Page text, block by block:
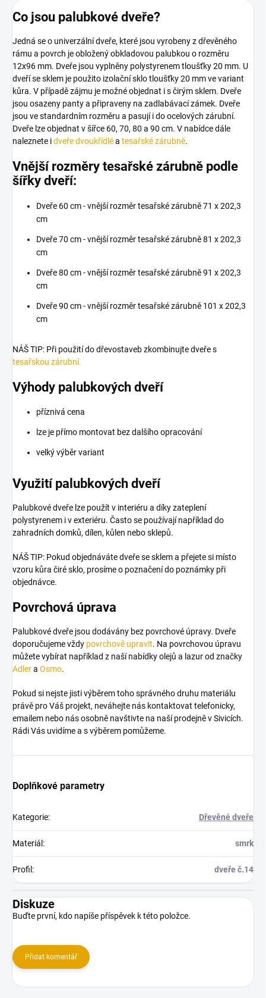
Co jsou palubkové dveře?
Jedná se o univerzální dveře, které jsou vyrobeny z dřevěného
rámu a povrch je obložený obkladovou palubkou o rozměru
12x96 mm. Dveře jsou vyplněny polystyrenem tloušťky 20 mm. U
dveří se sklem je použito izolační sklo tloušťky 20 mm ve variant
kůra. V případě zájmu je možné objednat i s čirým sklem. Dveře
jsou osazeny panty a připraveny na zadlabávací zámek. Dveře
jsou ve standardním rozměru a pasují i do ocelových zárubní.
Dveře lze objednat v šířce 60, 70, 80 a 90 cm. V nabídce dále
naleznete idveře dvoukřídléa tesařské zárubně.
Vnější rozměry tesařské zárubně podle
šířky dveří:
Dveře 60 cm - vnější rozměr tesařské zárubně 71 x 202,3
cm
Dveře 70 cm - vnější rozměr tesařské zárubně 81 x 202,3
cm
Dveře 80 cm - vnější rozměr tesařské zárubně 91 x 202,3
cm
Dveře 90 cm - vnější rozměr tesařské zárubně 101 x 202,3
cm
NÁŠ TIP: Při použití do dřevostaveb zkombinujte dveře s
tesařskou zárubní.
Výhody palubkových dveří
příznivá cena
lze je přímo montovat bez dalšího opracování
velký výběr variant
Využití palubkových dveří
Palubkové dveře lze použít v interiéru a díky zateplení
polystyrenem i v exteriéru. Často se používají například do
zahradních domků, dílen, kůlen nebo sklepů.
NÁŠ TIP: Pokud objednáváte dveře se sklem a přejete si místo
vzoru kůra čiré sklo, prosíme o poznačení do poznámky při
objednávce.
Povrchová úprava
Palubkové dveře jsou dodávány bez povrchové úpravy. Dveře
doporučujeme vždy povrchově upravit. Na povrchovou úpravu
můžete vybírat například z naší nabídky olejů a lazur od značky
Adlera Osmo.
Pokud si nejste jisti výběrem toho správného druhu materiálu
právě pro Váš projekt, neváhejte nás kontaktovat telefonicky,
emailem nebo nás osobně navštivte na naší prodejně v Sivicích.
Rádi Vás uvidíme a s výběrem pomůžeme.
Doplňkové parametry
Kategorie: Dřevěné dveře
Materiál : smrk
Profil : dveře č.14
Diskuze
Buďte první, kdo napíše příspěvek k této položce.
Přidat komentář